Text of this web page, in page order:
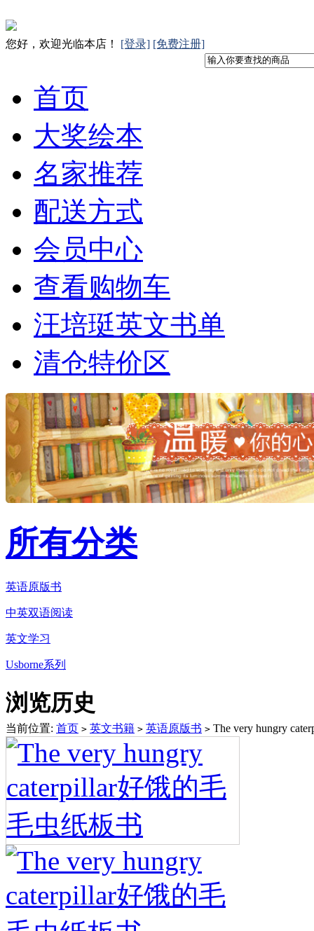
您好，欢迎光临本店！ [登录] [免费注册]
首页
大奖绘本
名家推荐
配送方式
会员中心
查看购物车
汪培珽英文书单
清仓特价区
所有分类
英语原版书
中英双语阅读
英文学习
Usborne系列
浏览历史
当前位置: 首页 > 英文书籍 > 英语原版书 > The very hungry